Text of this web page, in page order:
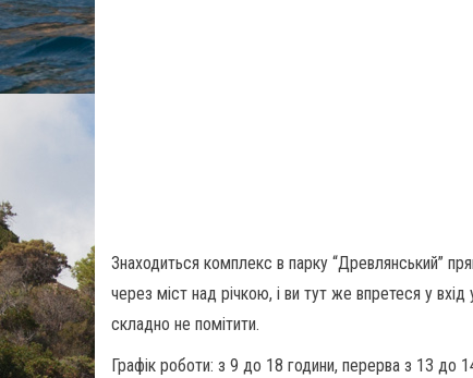
Знаходиться комплекс в парку “Древлянський”
через міст над річкою, і ви тут же впретеся у
складно не помітити.
Графік роботи: з 9 до 18 години, перерва з 13 до